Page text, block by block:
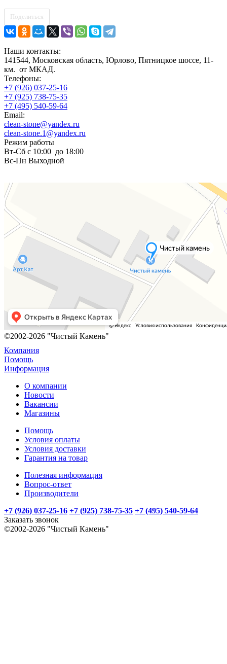
Поделиться
Наши контакты:
141544, Московская область, Юрлово, Пятницкое шоссе, 11-
км. от МКАД.
Телефоны:
+7 (926) 037-25-16
+7 (925) 738-75-35
+7 (495) 540-59-64
Email:
clean-stone@yandex.ru
clean-stone.1@yandex.ru
Режим работы
Вт-Сб с 10:00 до 18:00
Вс-Пн Выходной
©2002-2026 "Чистый Камень"
Компания
Помощь
Информация
О компании
Новости
Вакансии
Магазины
Помощь
Условия оплаты
Условия доставки
Гарантия на товар
Полезная информация
Вопрос-ответ
Производители
+7 (926) 037-25-16 +7 (925) 738-75-35 +7 (495) 540-59-64
Заказать звонок
©2002-2026 "Чистый Камень"